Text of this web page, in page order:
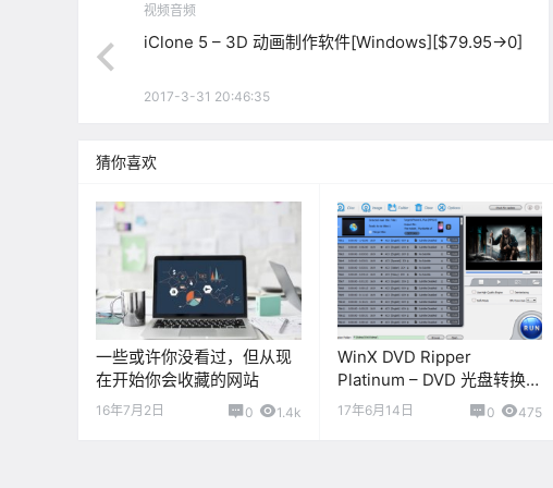
视频音频
iClone 5 – 3D 动画制作软件[Windows][$79.95→0]
2017-3-31 20:46:35
猜你喜欢
一些或许你没看过，但从现
在开始你会收藏的网站
16年7月2日 0 1.4k
WinX DVD Ripper
Platinum – DVD 光盘转换软
件[PC][$59.95→0]
17年6月14日 0 475